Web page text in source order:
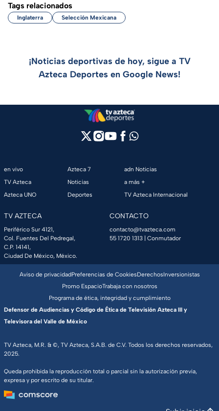
Tags relacionados
Inglaterra Selección Mexicana
¡Noticias deportivas de hoy, sigue a TV
Azteca Deportes en Google News!
en vivo
TV Azteca
Azteca UNO
Azteca 7
Noticias
Deportes
adn Noticias
a más +
TV Azteca Internacional
TV AZTECA
Periférico Sur 4121,
Col. Fuentes Del Pedregal,
C.P. 14141,
Ciudad De México, México.
CONTACTO
contacto@tvazteca.com
55 1720 1313 | Conmutador
TV Azteca, M.R. & ©, TV Azteca, S.A.B. de C.V. Todos los derechos reservados,
2025.
Queda prohibida la reproducción total o parcial sin la autorización previa,
expresa y por escrito de su titular.
Aviso de privacidadPreferencias de CookiesDerechosInversionistas
Promo EspacioTrabaja con nosotros
Programa de ética, integridad y cumplimiento
Defensor de Audiencias y Código de Ética de Televisión Azteca III y
Televisora del Valle de México